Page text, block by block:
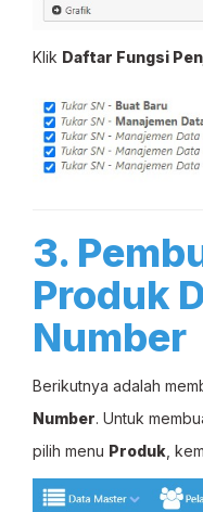
Klik Daftar Fungsi
3.
Produk
Number
Berikutnya adalah
Number. Untuk
pilih menu Produk ,